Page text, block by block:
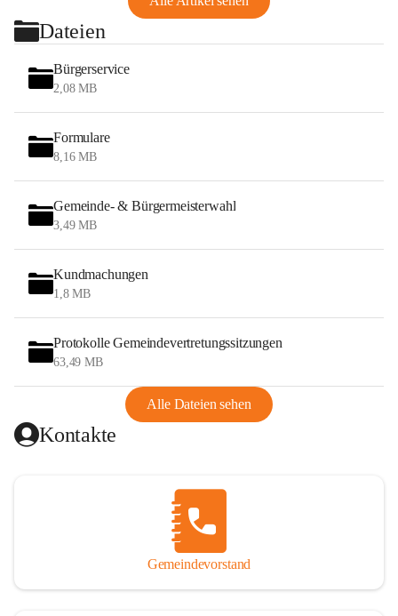
Dateien
Bürgerservice
2,08 MB
Formulare
8,16 MB
Gemeinde- & Bürgermeisterwahl
3,49 MB
Kundmachungen
1,8 MB
Protokolle Gemeindevertretungssitzungen
63,49 MB
Alle Dateien sehen
Kontakte
Gemeindevorstand